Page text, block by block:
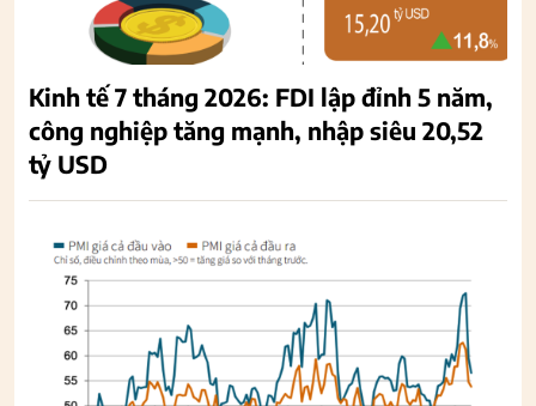
Kinh tế 7 tháng 2026: FDI lập đỉnh 5 năm,
công nghiệp tăng mạnh, nhập siêu 20,52
tỷ USD